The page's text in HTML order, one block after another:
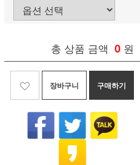
총 상품 금액 0 원
장바구니 구매하기